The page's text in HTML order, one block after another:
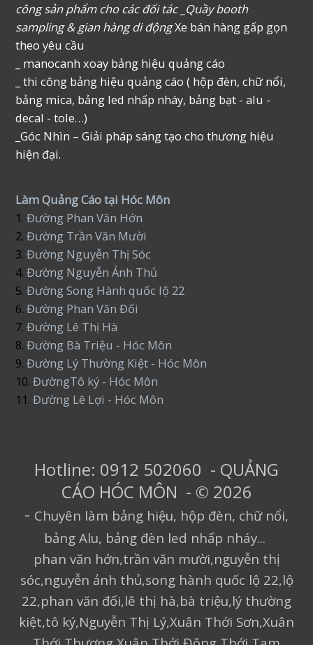
công sản phẩm cho các đối tác _Quầy booth
sampling & gian hàng di độngXe bán hàng gấp gọn
theo yêu cầu
_ manocanh xoay bảng hiệu quảng cáo
_ thi công bảng hiệu quảng cáo ( hộp đèn, chữ nổi,
bảng mica, bảng led nhấp nháy, bảng bạt - alu -
decal - tole…)
_Góc Nhìn – Giải pháp sáng tạo cho thương hiệu
hiện đại.
Làm Quảng Cáo tại Hóc Môn
1.Đường Phan Văn Hớn
2.Đường Trần Văn Mười
3.Đường Nguyễn Thị Sóc
4. Đường Nguyễn Ảnh Thủ
5.Đường Song Hành quốc lộ 22
6.Đường Phan Văn Đối
7. Đường Lê Thị Hà
8.Đường Bà Triệu - Hóc Môn
9.Đường Lý Thường Kiệt - Hóc Môn
10.ĐườngTô ký - Hóc Môn
11.Đường Lê Lợi - Hóc Môn
Hotline: 0912 502060 - QUẢNG
CÁO HÓC MÔN - © 2026
- Chuyên làm bảng hiệu, hộp đèn, chữ nổi,
bảng Alu, bảng đèn led nhấp nháy...
phan văn hớn,trần văn mười,nguyễn thị
sóc,nguyễn ảnh thủ,song hành quốc lộ 22,lộ
22,phan văn đối,lê thị hà,bà triệu,lý thường
kiệt,tô ký,Nguyễn Thị Lý,Xuân Thới Sơn,Xuân